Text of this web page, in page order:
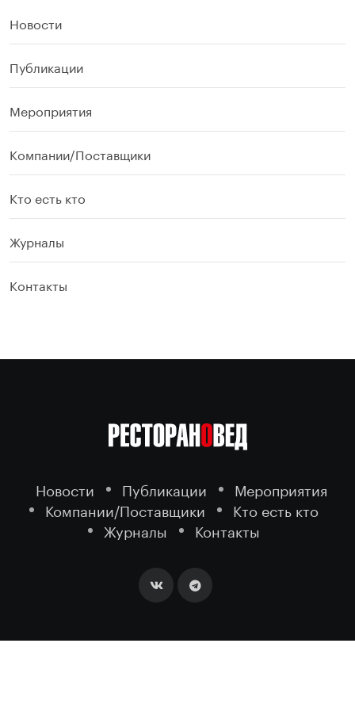
Новости
Публикации
Мероприятия
Компании/Поставщики
Кто есть кто
Журналы
Контакты
Новости Публикации
Мероприятия
Компании/Поставщики
Кто есть кто
Журналы
Контакты